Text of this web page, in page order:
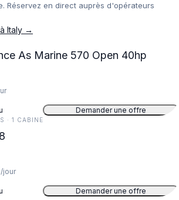
Réservez en direct auprès d'opérateurs
Italy →
Boat without licence As Marine 570 Open 40hp
Demander une offre
· 1 CABINE
/jour
Demander une offre